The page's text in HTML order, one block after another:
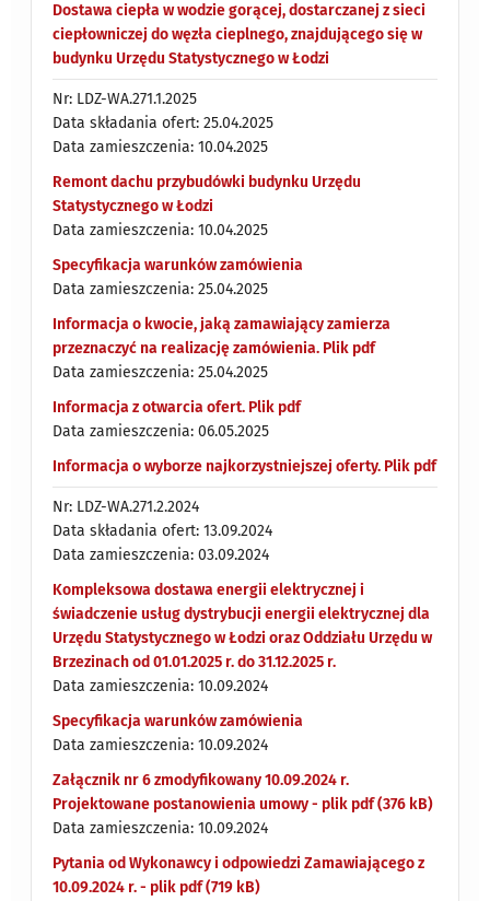
Dostawa ciepła w wodzie gorącej, dostarczanej z sieci
ciepłowniczej do węzła cieplnego, znajdującego się w
budynku Urzędu Statystycznego w Łodzi
Nr: LDZ-WA.271.1.2025
Data składania ofert: 25.04.2025
Data zamieszczenia: 10.04.2025
Remont dachu przybudówki budynku Urzędu
Statystycznego w Łodzi
Data zamieszczenia: 10.04.2025
Specyfikacja warunków zamówienia
Data zamieszczenia: 25.04.2025
Informacja o kwocie, jaką zamawiający zamierza
przeznaczyć na realizację zamówienia. Plik pdf
Data zamieszczenia: 25.04.2025
Informacja z otwarcia ofert. Plik pdf
Data zamieszczenia: 06.05.2025
Informacja o wyborze najkorzystniejszej oferty. Plik pdf
Nr: LDZ-WA.271.2.2024
Data składania ofert: 13.09.2024
Data zamieszczenia: 03.09.2024
Kompleksowa dostawa energii elektrycznej i
świadczenie usług dystrybucji energii elektrycznej dla
Urzędu Statystycznego w Łodzi oraz Oddziału Urzędu w
Brzezinach od 01.01.2025 r. do 31.12.2025 r.
Data zamieszczenia: 10.09.2024
Specyfikacja warunków zamówienia
Data zamieszczenia: 10.09.2024
Załącznik nr 6 zmodyfikowany 10.09.2024 r.
Projektowane postanowienia umowy - plik pdf (376 kB)
Data zamieszczenia: 10.09.2024
Pytania od Wykonawcy i odpowiedzi Zamawiającego z
10.09.2024 r. - plik pdf (719 kB)